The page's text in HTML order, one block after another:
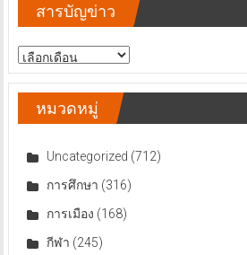
สารบัญข่าว
สารบัญ
ข่าว
หมวดหมู่
Uncategorized (712)
การศึกษา (316)
การเมือง (168)
กีฬา (245)